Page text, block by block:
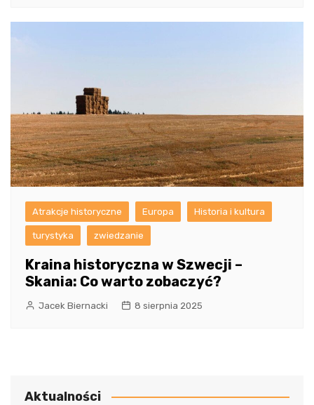
Atrakcje historyczne Europa Historia i kultura
turystyka zwiedzanie
Kraina historyczna w Szwecji –
Skania: Co warto zobaczyć?
Jacek Biernacki 8 sierpnia 2025
Aktualności